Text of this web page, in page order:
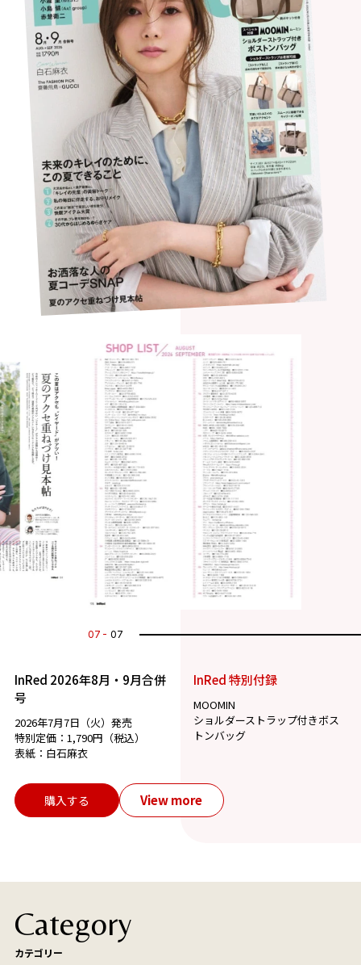
07 07
InRed 2026年8月・9月合併
号
2026年7月7日（火）発売
特別定価：1,790円（税込）
表紙：白石麻衣
InRed 特別付録
MOOMIN
ショルダーストラップ付きボス
トンバッグ
購入する View more
Category
カテゴリー